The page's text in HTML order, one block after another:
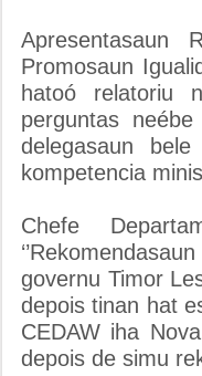
Apresentasaun
Promosaun
hatoó relatoriu
perguntas
delegasaun
kompetencia
Chefe
governu Timor
depois tinan hat
CEDAW iha
depois de simu